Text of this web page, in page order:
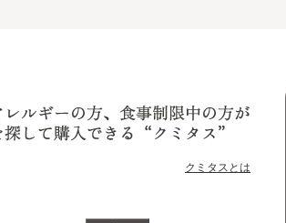
クミタスとは